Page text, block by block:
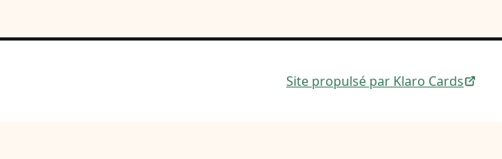
Site propulsé par Klaro Cards